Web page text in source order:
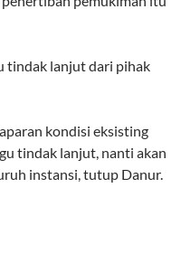
tindak lanjut dari pihak
kondisi eksisting
tindak lanjut, nanti akan
instansi, tutup Danur.